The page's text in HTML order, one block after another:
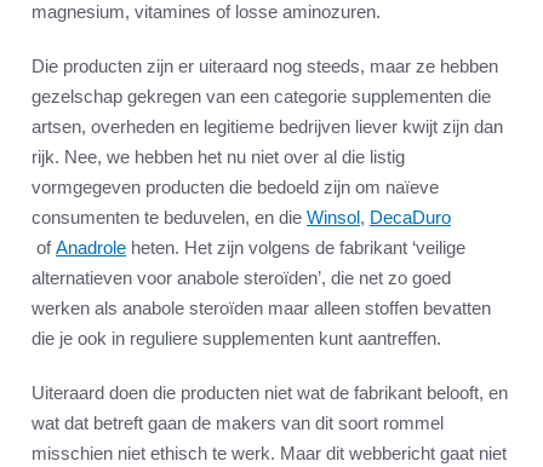
magnesium, vitamines of losse aminozuren.
Die producten zijn er uiteraard nog steeds, maar ze hebben
gezelschap gekregen van een categorie supplementen die
artsen, overheden en legitieme bedrijven liever kwijt zijn dan
rijk. Nee, we hebben het nu niet over al die listig
vormgegeven producten die bedoeld zijn om naïeve
consumenten te beduvelen, en die Winsol, DecaDuro
ofAnadrole heten. Het zijn volgens de fabrikant ‘veilige
alternatieven voor anabole steroïden’, die net zo goed
werken als anabole steroïden maar alleen stoffen bevatten
die je ook in reguliere supplementen kunt aantreffen.
Uiteraard doen die producten niet wat de fabrikant belooft, en
wat dat betreft gaan de makers van dit soort rommel
misschien niet ethisch te werk. Maar dit webbericht gaat niet